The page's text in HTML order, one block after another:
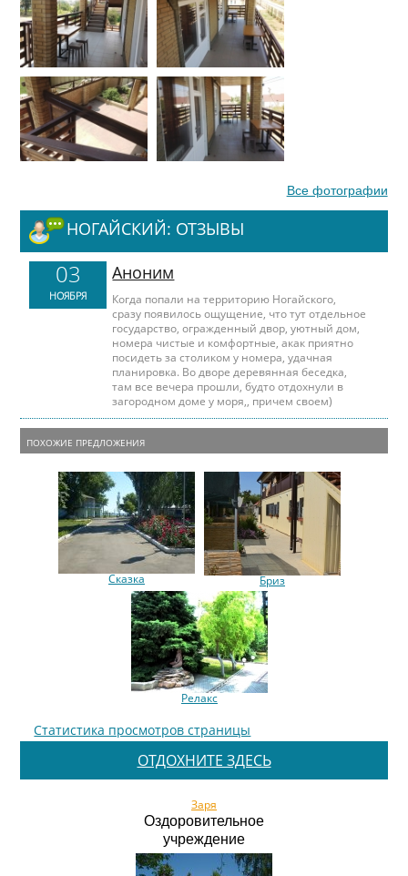
Все фотографии
НОГАЙСКИЙ: ОТЗЫВЫ
03
НОЯБРЯ
Аноним
Когда попали на территорию Ногайского,
сразу появилось ощущение, что тут отдельное
государство, огражденный двор, уютный дом,
номера чистые и комфортные, акак приятно
посидеть за столиком у номера, удачная
планировка. Во дворе деревянная беседка,
там все вечера прошли, будто отдохнули в
загородном доме у моря,, причем своем)
ПОХОЖИЕ ПРЕДЛОЖЕНИЯ
Сказка Бриз
Релакс
Статистика просмотров страницы
ОТДОХНИТЕ ЗДЕСЬ
Заря
Оздоровительное
учреждение